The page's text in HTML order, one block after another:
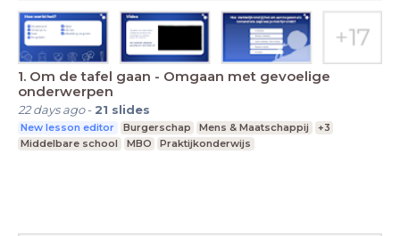
1. Om de tafel gaan - Omgaan met gevoelige
onderwerpen
22 days ago- 21 slides
New lesson editor Burgerschap Mens & Maatschappij
+3
Middelbare school
MBO Praktijkonderwijs